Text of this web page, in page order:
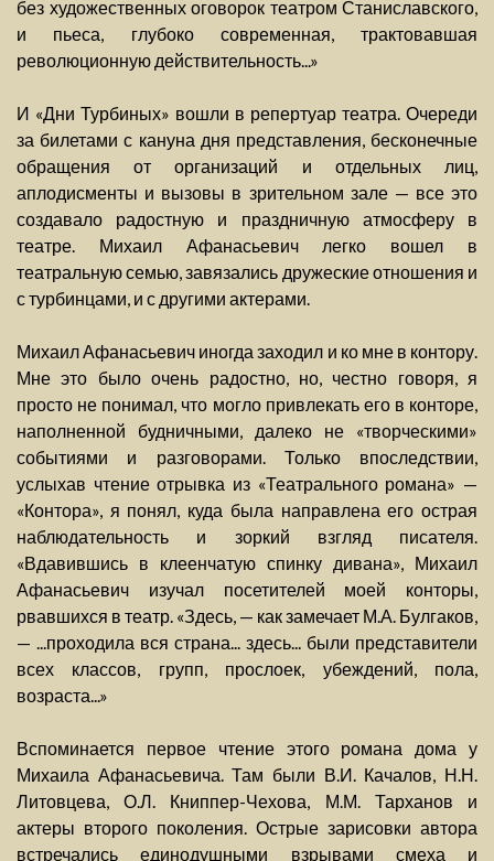
без художественных оговорок театром Станиславского,
и пьеса, глубоко современная, трактовавшая
революционную действительность...»
И «Дни Турбиных» вошли в репертуар театра. Очереди
за билетами с кануна дня представления, бесконечные
обращения от организаций и отдельных лиц,
аплодисменты и вызовы в зрительном зале — все это
создавало радостную и праздничную атмосферу в
театре. Михаил Афанасьевич легко вошел в
театральную семью, завязались дружеские отношения и
с турбинцами, и с другими актерами.
Михаил Афанасьевич иногда заходил и ко мне в контору.
Мне это было очень радостно, но, честно говоря, я
просто не понимал, что могло привлекать его в конторе,
наполненной будничными, далеко не «творческими»
событиями и разговорами. Только впоследствии,
услыхав чтение отрывка из «Театрального романа» —
«Контора», я понял, куда была направлена его острая
наблюдательность и зоркий взгляд писателя.
«Вдавившись в клеенчатую спинку дивана», Михаил
Афанасьевич изучал посетителей моей конторы,
рвавшихся в театр. «Здесь, — как замечает М.А. Булгаков,
— ...проходила вся страна... здесь... были представители
всех классов, групп, прослоек, убеждений, пола,
возраста...»
Вспоминается первое чтение этого романа дома у
Михаила Афанасьевича. Там были В.И. Качалов, Н.Н.
Литовцева, О.Л. Книппер-Чехова, М.М. Тарханов и
актеры второго поколения. Острые зарисовки автора
встречались единодушными взрывами смеха и